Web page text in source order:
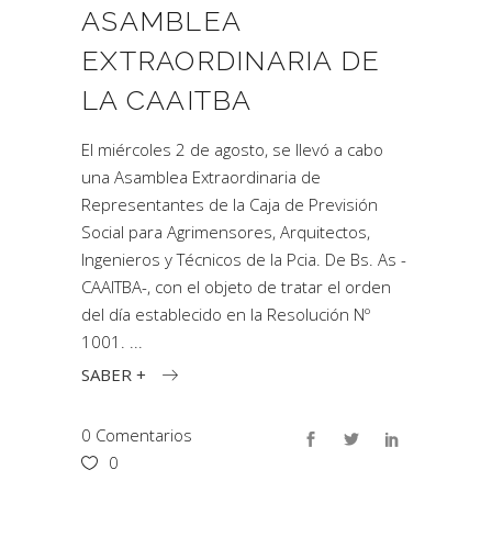
ASAMBLEA
EXTRAORDINARIA DE
LA CAAITBA
El miércoles 2 de agosto, se llevó a cabo
una Asamblea Extraordinaria de
Representantes de la Caja de Previsión
Social para Agrimensores, Arquitectos,
Ingenieros y Técnicos de la Pcia. De Bs. As -
CAAITBA-, con el objeto de tratar el orden
del día establecido en la Resolución Nº
1001.
SABER +
0 Comentarios
0